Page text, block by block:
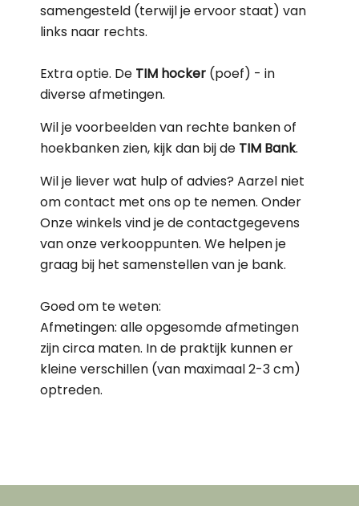
samengesteld (terwijl je ervoor staat) van
links naar rechts.
Extra optie. De TIM hocker (poef) - in
diverse afmetingen.
Wil je voorbeelden van rechte banken of
hoekbanken zien, kijk dan bij de TIM Bank.
Wil je liever wat hulp of advies? Aarzel niet
om contact met ons op te nemen. Onder
Onze winkels vind je de contactgegevens
van onze verkooppunten. We helpen je
graag bij het samenstellen van je bank.
Goed om te weten:
Afmetingen: alle opgesomde afmetingen
zijn circa maten. In de praktijk kunnen er
kleine verschillen (van maximaal 2-3 cm)
optreden.